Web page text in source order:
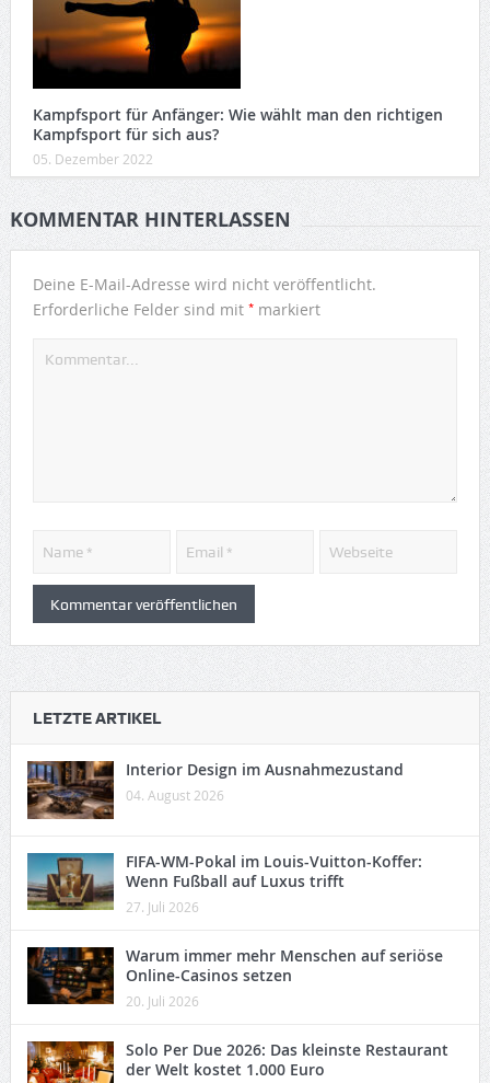
Kampfsport für Anfänger: Wie wählt man den richtigen
Kampfsport für sich aus?
05. Dezember 2022
KOMMENTAR HINTERLASSEN
Deine E-Mail-Adresse wird nicht veröffentlicht.
Erforderliche Felder sind mit *markiert
LETZTE ARTIKEL
Interior Design im Ausnahmezustand
04. August 2026
FIFA-WM-Pokal im Louis-Vuitton-Koffer:
Wenn Fußball auf Luxus trifft
27. Juli 2026
Warum immer mehr Menschen auf seriöse
Online-Casinos setzen
20. Juli 2026
Solo Per Due 2026: Das kleinste Restaurant
der Welt kostet 1.000 Euro